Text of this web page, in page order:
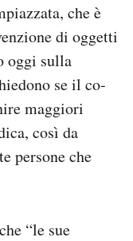
che è
di oggetti
oggi sulla
se il co-
maggiori
così da
persone che
che “le sue